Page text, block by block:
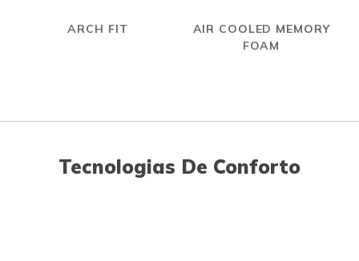
ARCH FIT
AIR COOLED MEMORY
FOAM
Tecnologias De Conforto